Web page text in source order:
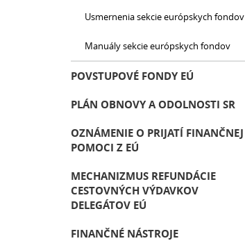
Usmernenia sekcie európskych fondov
Manuály sekcie európskych fondov
POVSTUPOVÉ FONDY EÚ
PLÁN OBNOVY A ODOLNOSTI SR
OZNÁMENIE O PRIJATÍ FINANČNEJ
POMOCI Z EÚ
MECHANIZMUS REFUNDÁCIE
CESTOVNÝCH VÝDAVKOV
DELEGÁTOV EÚ
FINANČNÉ NÁSTROJE